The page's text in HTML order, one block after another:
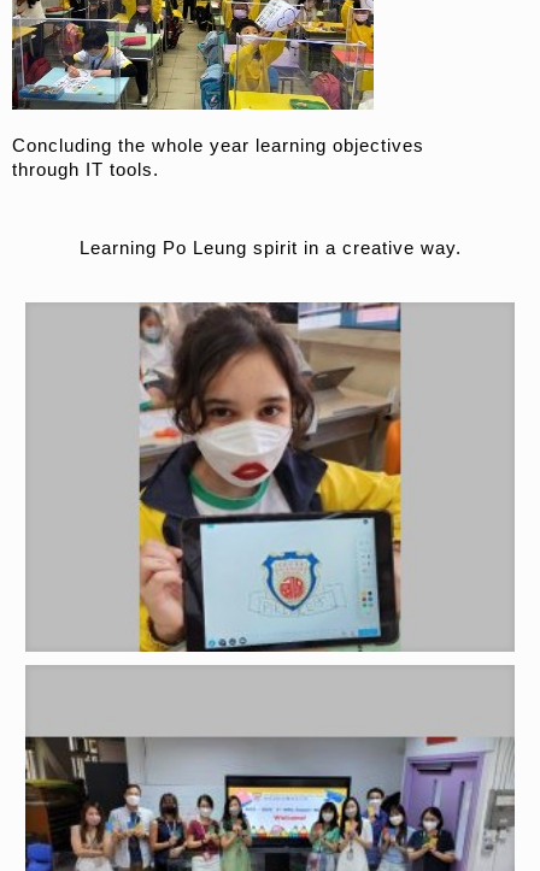
Concluding the whole year learning objectives
through IT tools.
Learning Po Leung spirit in a creative way.